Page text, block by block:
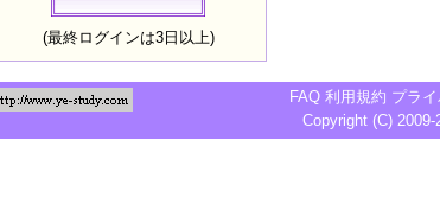
(最終ログインは3日以上)
FAQ 利用規約 プラ
Copyright (C) 2009-